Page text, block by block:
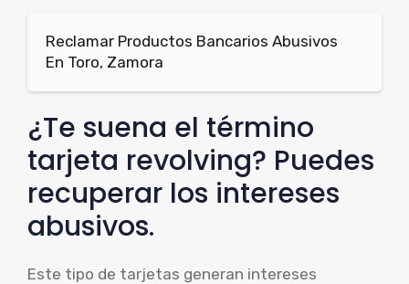
Reclamar Productos Bancarios Abusivos
En Toro, Zamora
¿Te suena el término
tarjeta revolving? Puedes
recuperar los intereses
abusivos.
Este tipo de tarjetas generan intereses